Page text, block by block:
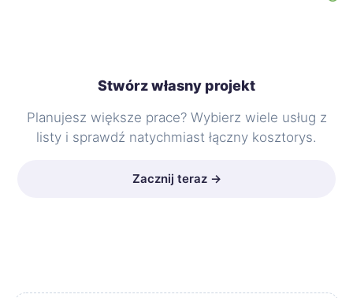
Stwórz własny projekt
Planujesz większe prace? Wybierz wiele usług z
listy i sprawdź natychmiast łączny kosztorys.
Zacznij teraz →